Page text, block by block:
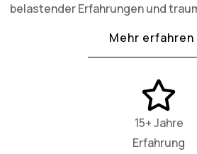
belastender Erfahrungen und
Mehr erfahren
15+ Jahre
Erfahrung